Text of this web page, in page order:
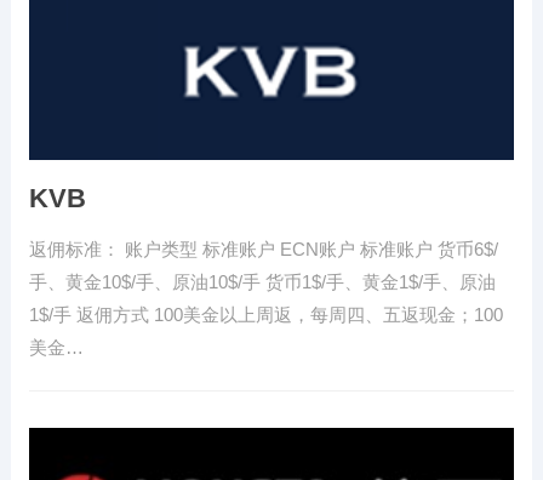
KVB
返佣标准： 账户类型 标准账户 ECN账户 标准账户 货币6$/
手、黄金10$/手、原油10$/手 货币1$/手、黄金1$/手、原油
1$/手 返佣方式 100美金以上周返，每周四、五返现金；100
美金…